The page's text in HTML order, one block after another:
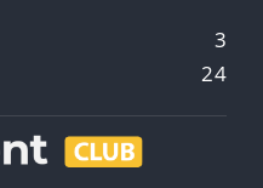
3
24